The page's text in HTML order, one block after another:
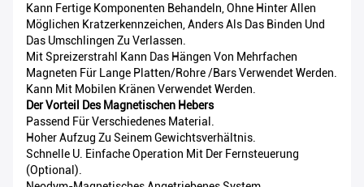
Kann Fertige Komponenten Behandeln, Ohne Hinter Allen
Möglichen Kratzerkennzeichen, Anders Als Das Binden Und
Das Umschlingen Zu Verlassen.
Mit Spreizerstrahl Kann Das Hängen Von Mehrfachen
Magneten Für Lange Platten/Rohre /bars Verwendet Werden.
Kann Mit Mobilen Kränen Verwendet Werden.
Der Vorteil Des Magnetischen Hebers
Passend Für Verschiedenes Material.
Hoher Aufzug Zu Seinem Gewichtsverhältnis.
Schnelle U. Einfache Operation Mit Der Fernsteuerung
(optional).